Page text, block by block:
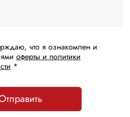
что я ознакомлен и
оферты и политики
*